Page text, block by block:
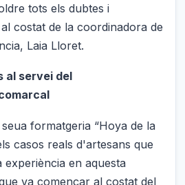
tots els dubtes i
costat de la coordinadora de
Laia Lloret.
al servei del
formatgeria “Hoya de la
casos reals d'artesans que
en aquesta
va començar al costat del